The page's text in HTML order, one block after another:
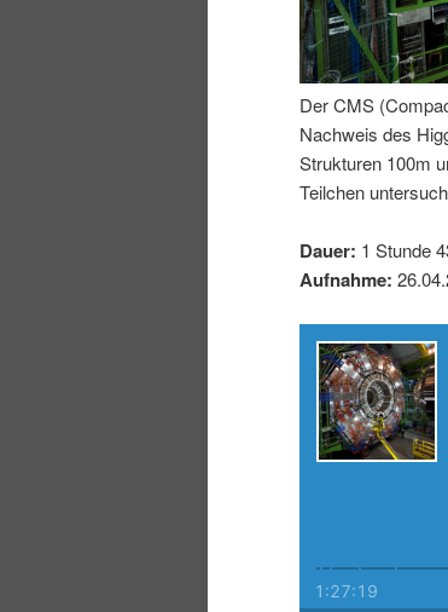
I
l
t
s
p
i
e
h
a
l
t
p
Der CMS
Nachweis des
Strukturen 100m
Teilchen
Dauer: 1 Stunde
Aufnahme: